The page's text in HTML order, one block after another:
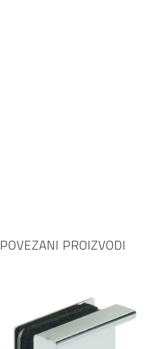
POVEZANI PROIZVODI